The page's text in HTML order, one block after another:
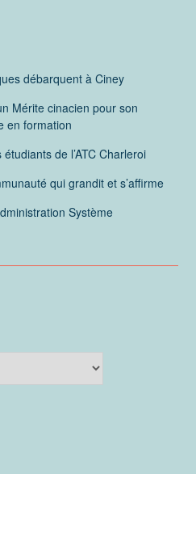
débarquent à Ciney
Mérite cinacien pour son
en formation
de l’ATC Charleroi
qui grandit et s’affirme
Système